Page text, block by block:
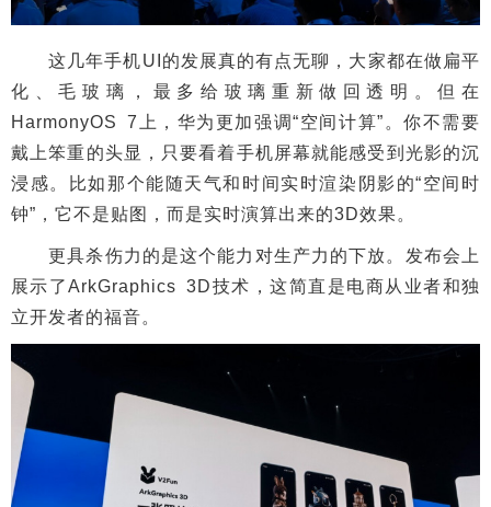
这几年手机UI的发展真的有点无聊，大家都在做扁平
化、毛玻璃，最多给玻璃重新做回透明。但在
HarmonyOS 7上，华为更加强调“空间计算”。你不需要
戴上笨重的头显，只要看着手机屏幕就能感受到光影的沉
浸感。比如那个能随天气和时间实时渲染阴影的“空间时
钟”，它不是贴图，而是实时演算出来的3D效果。
更具杀伤力的是这个能力对生产力的下放。发布会上
展示了ArkGraphics 3D技术，这简直是电商从业者和独
立开发者的福音。